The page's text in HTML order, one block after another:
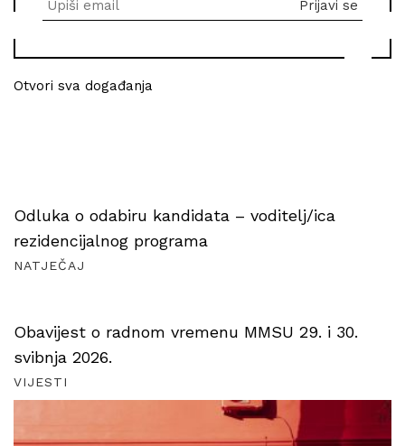
Otvori sva događanja
Odluka o odabiru kandidata – voditelj/ica
rezidencijalnog programa
NATJEČAJ
Obavijest o radnom vremenu MMSU 29. i 30.
svibnja 2026.
VIJESTI